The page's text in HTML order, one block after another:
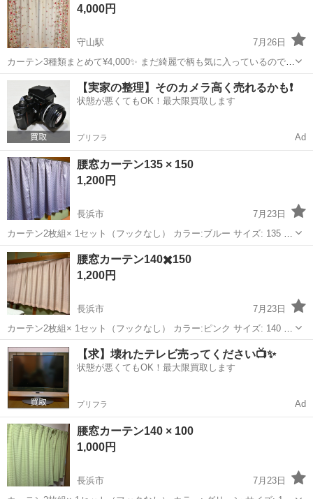
4,000円
守山駅
7月26日
カーテン3種類まとめて¥4,000✨ まだ綺麗で柄も気に入っているのです
が、引っ越し先の窓サイズが違うため、使う機会がなくなってしまい
ました😢 【遮光カーテン】🌸 ・幅100cm×丈200cm の2枚組 ・タッセ
ル付き ...
滋賀 守山市 守山駅 カーテン、ブラインド
【実家の整理】そのカメラ高く売れるかも❗️
状態が悪くてもOK！最大限買取します
プリフラ Ad
腰窓カーテン135 × 150
1,200円
長浜市
7月23日
カーテン2枚組× 1セット（フックなし） カラー:ブルー サイズ: 135 ×
150 × 2枚組 引っ越しのためお譲りします 2年使用です 中古ですの
で、多少の痛みはありますのでご理解をいただきたいと思います 直接
取りに来...
滋賀 長浜市 カーテン、ブラインド
腰窓カーテン140✖️150
1,200円
長浜市
7月23日
カーテン2枚組× 1セット（フックなし） カラー:ピンク サイズ: 140 ×
150 × 2枚組 引っ越しのためお譲りします 2年使用です 中古ですの
で、多少の痛みはありますのでご理解をいただきたいと思います
滋賀 長浜市 カーテン、ブラインド カーテン
【求】壊れたテレビ売ってください📺✨
状態が悪くてもOK！最大限買取します
プリフラ Ad
腰窓カーテン140 × 100
1,000円
長浜市
7月23日